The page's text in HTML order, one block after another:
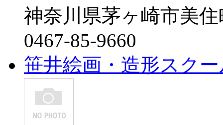
神奈川県茅ヶ崎市美
0467-85-9660
笹井絵画・造形スク